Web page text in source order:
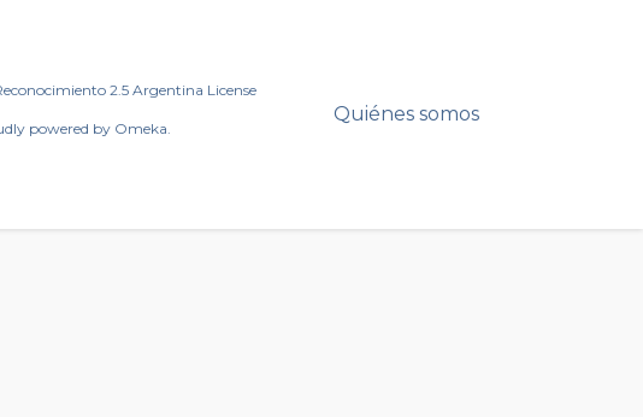
2.5 Argentina License
powered by Omeka.
Quiénes somos